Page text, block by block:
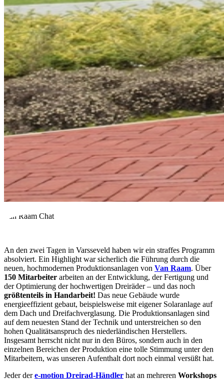
Van Raam Chat
An den zwei Tagen in Varsseveld haben wir ein straffes Programm
absolviert. Ein Highlight war sicherlich die Führung durch die
neuen, hochmodernen Produktionsanlagen von Van Raam. Über
150 Mitarbeiter arbeiten an der Entwicklung, der Fertigung und
der Optimierung der hochwertigen Dreiräder – und das noch
größtenteils in Handarbeit! Das neue Gebäude wurde
energieeffizient gebaut, beispielsweise mit eigener Solaranlage auf
dem Dach und Dreifachverglasung. Die Produktionsanlagen sind
auf dem neuesten Stand der Technik und unterstreichen so den
hohen Qualitätsanspruch des niederländischen Herstellers.
Insgesamt herrscht nicht nur in den Büros, sondern auch in den
einzelnen Bereichen der Produktion eine tolle Stimmung unter den
Mitarbeitern, was unseren Aufenthalt dort noch einmal versüßt hat.
Jeder dere-motion Dreirad-Händler hat an mehreren Workshops